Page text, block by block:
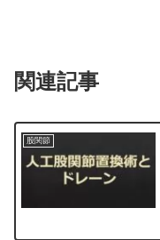
関連記事
股関節